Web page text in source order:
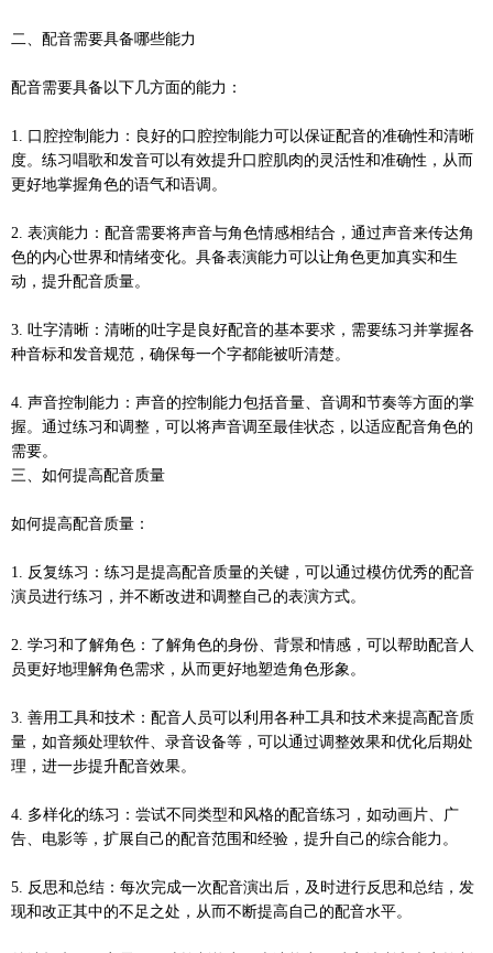
二、配音需要具备哪些能力
配音需要具备以下几方面的能力：
1. 口腔控制能力：良好的口腔控制能力可以保证配音的准确性和清晰
度。练习唱歌和发音可以有效提升口腔肌肉的灵活性和准确性，从而
更好地掌握角色的语气和语调。
2. 表演能力：配音需要将声音与角色情感相结合，通过声音来传达角
色的内心世界和情绪变化。具备表演能力可以让角色更加真实和生
动，提升配音质量。
3. 吐字清晰：清晰的吐字是良好配音的基本要求，需要练习并掌握各
种音标和发音规范，确保每一个字都能被听清楚。
4. 声音控制能力：声音的控制能力包括音量、音调和节奏等方面的掌
握。通过练习和调整，可以将声音调至最佳状态，以适应配音角色的
需要。
三、如何提高配音质量
如何提高配音质量：
1. 反复练习：练习是提高配音质量的关键，可以通过模仿优秀的配音
演员进行练习，并不断改进和调整自己的表演方式。
2. 学习和了解角色：了解角色的身份、背景和情感，可以帮助配音人
员更好地理解角色需求，从而更好地塑造角色形象。
3. 善用工具和技术：配音人员可以利用各种工具和技术来提高配音质
量，如音频处理软件、录音设备等，可以通过调整效果和优化后期处
理，进一步提升配音效果。
4. 多样化的练习：尝试不同类型和风格的配音练习，如动画片、广
告、电影等，扩展自己的配音范围和经验，提升自己的综合能力。
5. 反思和总结：每次完成一次配音演出后，及时进行反思和总结，发
现和改正其中的不足之处，从而不断提高自己的配音水平。